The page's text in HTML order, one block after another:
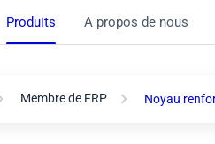
Produits A propos de nous
Membre de FRP Noyau